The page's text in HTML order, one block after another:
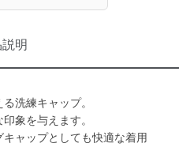
明
洗練キャップ。
象を与えます。
ャップとしても快適な着用